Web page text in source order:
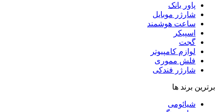
پاور بانک
شارژر موبایل
ساعت هوشمند
اسپیکر
گجت
لوازم کامپیوتر
فلش مموری
شارژر فندکی
برترین برند ها
شیائومی